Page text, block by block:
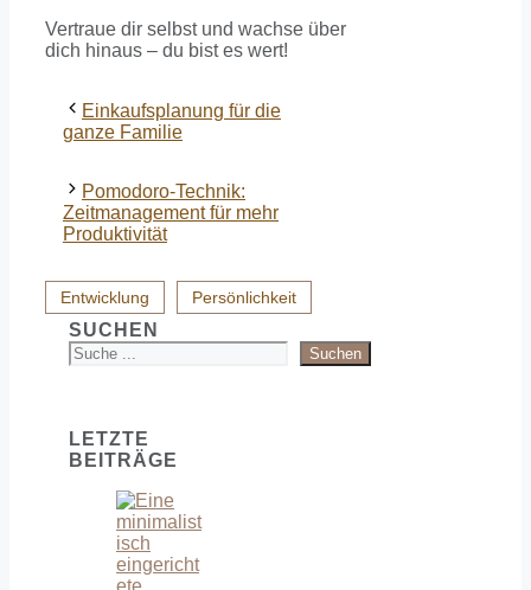
Vertraue dir selbst und wachse über
dich hinaus – du bist es wert!
Einkaufsplanung für die
ganze Familie
Pomodoro-Technik:
Zeitmanagement für mehr
Produktivität
Entwicklung Persönlichkeit
SUCHEN
Suchen
LETZTE
BEITRÄGE